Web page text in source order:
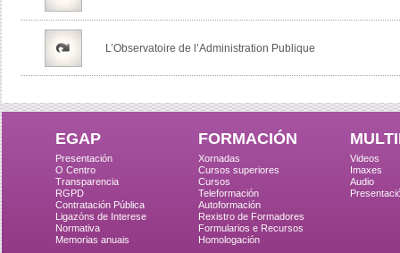
L’Observatoire de l’Administration Publique
EGAP
Presentación
O Centro
Transparencia
RGPD
Contratación Pública
Ligazóns de Interese
Normativa
Memorias anuais
FORMACIÓN
Xornadas
Cursos superiores
Cursos
Teleformación
Autoformación
Rexistro de Formadores
Formularios e Recursos
Homologación
Videos
Imaxes
Audio